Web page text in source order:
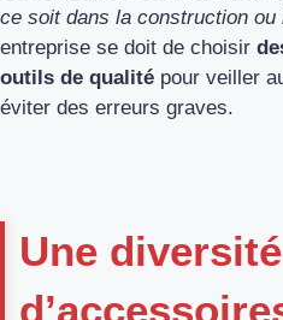
ce soit dans la construction ou
entreprise se doit de choisir
outils de qualité pour veiller
éviter des erreurs graves.
Une diversité